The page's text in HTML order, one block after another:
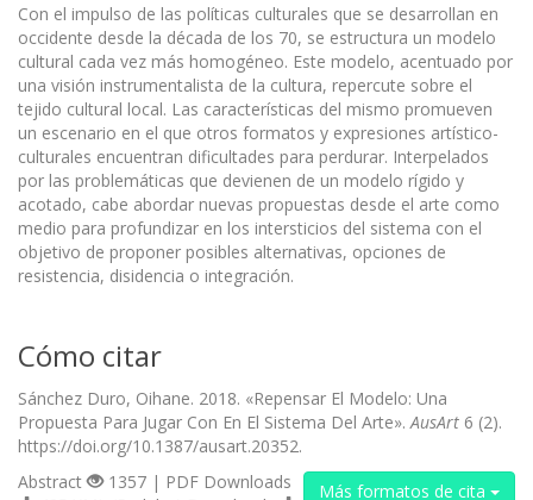
Con el impulso de las políticas culturales que se desarrollan en
occidente desde la década de los 70, se estructura un modelo
cultural cada vez más homogéneo. Este modelo, acentuado por
una visión instrumentalista de la cultura, repercute sobre el
tejido cultural local. Las características del mismo promueven
un escenario en el que otros formatos y expresiones artístico-
culturales encuentran dificultades para perdurar. Interpelados
por las problemáticas que devienen de un modelo rígido y
acotado, cabe abordar nuevas propuestas desde el arte como
medio para profundizar en los intersticios del sistema con el
objetivo de proponer posibles alternativas, opciones de
resistencia, disidencia o integración.
Cómo citar
Sánchez Duro, Oihane. 2018. «Repensar El Modelo: Una
Propuesta Para Jugar Con En El Sistema Del Arte». AusArt 6 (2).
https://doi.org/10.1387/ausart.20352.
Más formatos de cita
Abstract
1357 | PDF Downloads